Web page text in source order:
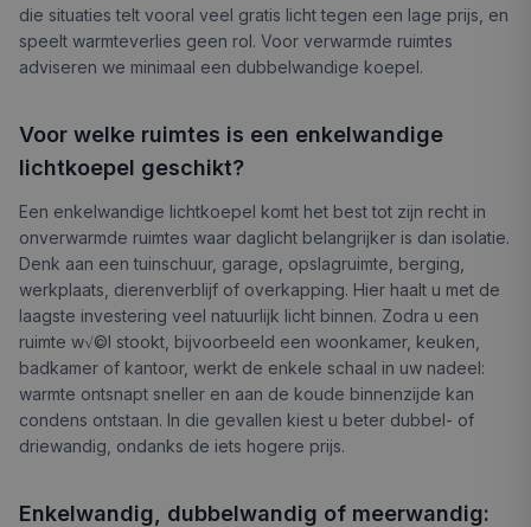
die situaties telt vooral veel gratis licht tegen een lage prijs, en
speelt warmteverlies geen rol. Voor verwarmde ruimtes
adviseren we minimaal een dubbelwandige koepel.
Voor welke ruimtes is een enkelwandige
lichtkoepel geschikt?
Een enkelwandige lichtkoepel komt het best tot zijn recht in
onverwarmde ruimtes waar daglicht belangrijker is dan isolatie.
Denk aan een tuinschuur, garage, opslagruimte, berging,
werkplaats, dierenverblijf of overkapping. Hier haalt u met de
laagste investering veel natuurlijk licht binnen. Zodra u een
ruimte w√©l stookt, bijvoorbeeld een woonkamer, keuken,
badkamer of kantoor, werkt de enkele schaal in uw nadeel:
warmte ontsnapt sneller en aan de koude binnenzijde kan
condens ontstaan. In die gevallen kiest u beter dubbel- of
driewandig, ondanks de iets hogere prijs.
Enkelwandig, dubbelwandig of meerwandig: